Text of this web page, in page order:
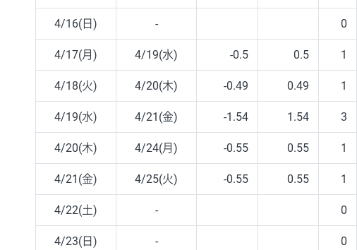
4/16(日) - 0
4/17(月) 4/19(水) -0.5 0.5 1
4/18(火) 4/20(木) -0.49 0.49 1
4/19(水) 4/21(金) -1.54 1.54 3
4/20(木) 4/24(月) -0.55 0.55 1
4/21(金) 4/25(火) -0.55 0.55 1
4/22(土) - 0
4/23(日) - 0